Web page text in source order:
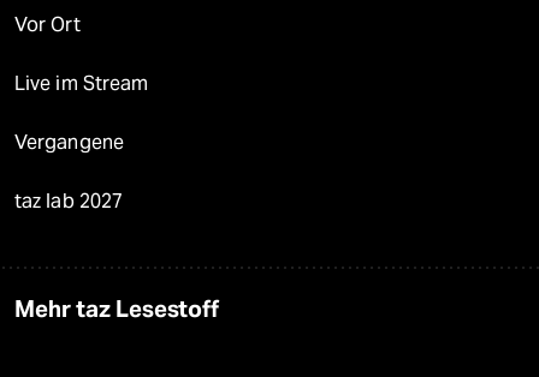
Vor Ort
Live im Stream
Vergangene
taz lab 2027
Mehr taz Lesestoff